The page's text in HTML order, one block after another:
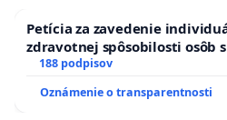
Petícia za zavedenie
zdravotnej spôsobilosti osôb
pri prijímaní do Policajného
188 podpisov
Oznámenie o transparentnosti